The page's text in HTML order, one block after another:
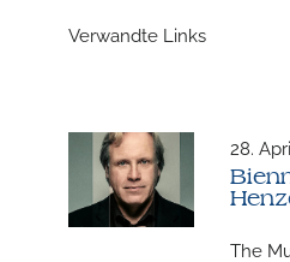
Verwandte Links
28.
The